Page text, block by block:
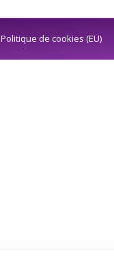
Politique de cookies (EU)